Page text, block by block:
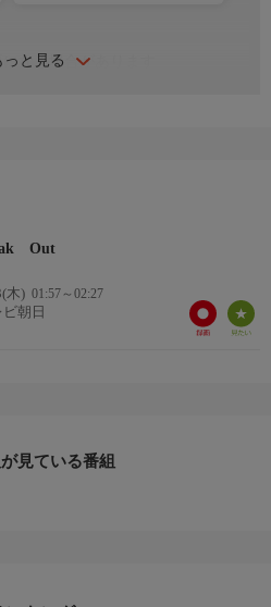
っと見る
なる場合があります
Out
木) 01:57～02:27
朝日
見ている番組